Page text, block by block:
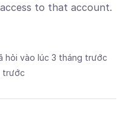
to that account.
hỏi vào lúc 3 tháng trước
trước